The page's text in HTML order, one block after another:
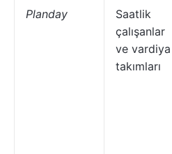
Planday
Saatlik
çalışanlar
ve vardiya
takımları